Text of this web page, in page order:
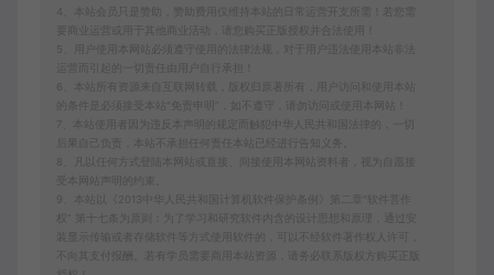
4、本站会员只是赞助，赞助费用仅维持本站的日常运营开支所需！若您需
要商业运营或用于其他商业活动，请您购买正版授权并合法使用！
5、用户使用本网站必须遵守使用的法律法规，对于用户违法使用本站非法
6、本站所有资源来自互联网转载，版权归原著所有，用户访问和使用本站
的条件是必须接受本站“免责申明”，如不遵守，请勿访问或使用本网站！
7、本站使用者因为违反本声明的规定而触犯中华人民共和国法律的，一切
后果自己负责，本站不承担任何责任本站已经进行告知义务。
8、凡以任何方式登陆本网站或直接、间接使用本网站资料者，视为自愿接
受本网站声明的约束。
9、本站以《2013中华人民共和国计算机软件保护条例》第二章"软件菩作
权” 第十七条为原则：为了学习和研究软件内含的设计思想和原理，通过安
装显示传输或者存储软件等方式使用软件的，可以不经软件著作权人许可，
不向其支付报酬。若有学员需要商用本站资源，请务必联系版权方购买正版